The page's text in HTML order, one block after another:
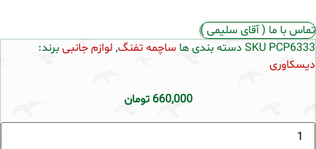
تماس با ما ( آقای سلیمی )
SKU PCP6333 دسته بندی ها ساچمه تفنگ, لوازم جانبیبرند:
دیسکاوری
660,000 تومان
ساچمه
دیسکاوری